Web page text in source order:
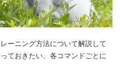
ーニング方法について解説して
ておきたい、各コマンドごとに